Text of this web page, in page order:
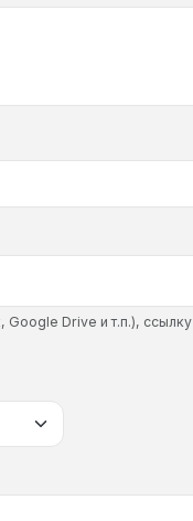
Drive и т.п.), ссылку